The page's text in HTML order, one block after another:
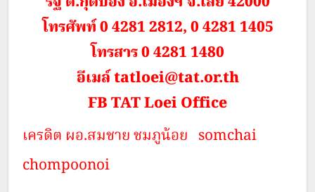
โทรศัพท์ 0 4281 2812, 0 4281 1405
โทรสาร 0 4281 1480
อีเมล์ tatloei@tat.or.th
FB TAT Loei Office
เครดิต ผอ.สมชาย ชมภูน้อย somchai
chompoonoi